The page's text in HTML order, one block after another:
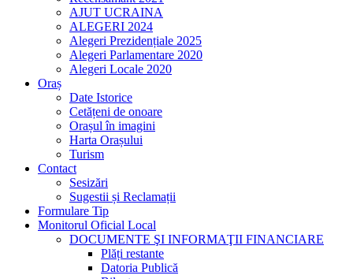
AJUT UCRAINA
ALEGERI 2024
Alegeri Prezidențiale 2025
Alegeri Parlamentare 2020
Alegeri Locale 2020
Oraș
Date Istorice
Cetățeni de onoare
Orașul în imagini
Harta Orașului
Turism
Contact
Sesizări
Sugestii și Reclamații
Formulare Tip
Monitorul Oficial Local
DOCUMENTE ŞI INFORMAŢII FINANCIARE
Plăți restante
Datoria Publică